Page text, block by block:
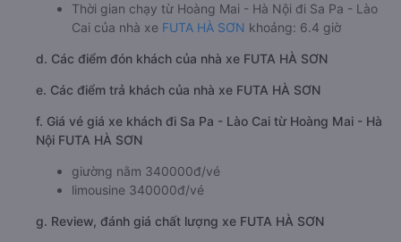
Thời gian chạy từ Hoàng Mai - Hà Nội đi Sa Pa - Lào
Cai của nhà xe FUTA HÀ SƠN khoảng: 6.4 giờ
d. Các điểm đón khách của nhà xe FUTA HÀ SƠN
e. Các điểm trả khách của nhà xe FUTA HÀ SƠN
f. Giá vé giá xe khách đi Sa Pa - Lào Cai từ Hoàng Mai - Hà
Nội FUTA HÀ SƠN
giường nằm 340000đ/vé
limousine 340000đ/vé
g. Review, đánh giá chất lượng xe FUTA HÀ SƠN